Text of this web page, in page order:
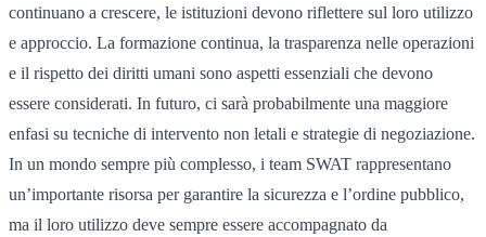
continuano a crescere, le istituzioni devono riflettere sul loro utilizzo
e approccio. La formazione continua, la trasparenza nelle operazioni
e il rispetto dei diritti umani sono aspetti essenziali che devono
essere considerati. In futuro, ci sarà probabilmente una maggiore
enfasi su tecniche di intervento non letali e strategie di negoziazione.
In un mondo sempre più complesso, i team SWAT rappresentano
un’importante risorsa per garantire la sicurezza e l’ordine pubblico,
ma il loro utilizzo deve sempre essere accompagnato da